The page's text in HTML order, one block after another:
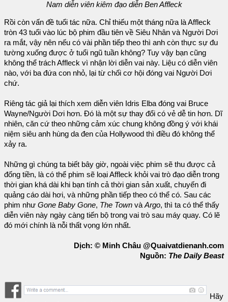
Nam diễn viên kiêm đạo diễn Ben Affleck
Rồi còn vấn đề tuổi tác nữa. Chỉ thiếu một tháng nữa là Affleck
tròn 43 tuổi vào lúc bộ phim đầu tiên về Siêu Nhân và Người Dơi
ra mắt, vậy nên nếu có vài phần tiếp theo thì anh còn thực sự đu
tường xuống được ở tuổi ngũ tuần không? Tuy vậy bạn cũng
không thể trách Affleck vì nhận lời diễn vai này. Liệu có diễn viên
nào, với ba đứa con nhỏ, lại từ chối cơ hội đóng vai Người Dơi
chứ.
Riêng tác giả lại thích xem diễn viên Idris Elba đóng vai Bruce
Wayne/Người Dơi hơn. Đó là một sự thay đổi có vẻ dễ tin hơn. Dĩ
nhiên, căn cứ theo những cảm xúc chung không đồng ý với khái
niệm siêu anh hùng da đen của Hollywood thì điều đó không thể
xảy ra.
Những gì chúng ta biết bây giờ, ngoài việc phim sẽ thu được cả
đống tiền, là có thể phim sẽ loại Affleck khỏi vai trò đạo diễn trong
thời gian khá dài khi bạn tính cả thời gian sản xuất, chuyến đi
quảng cáo dài hơi, và những phần tiếp theo có thể có. Sau các
phim như Gone Baby Gone, The Town và Argo, thì ta có thể thấy
diễn viên này ngày càng tiến bộ trong vai trò sau máy quay. Có lẽ
đó mới chính là nỗi thất vọng lớn nhất.
Dịch: © Minh Châu @Quaivatdienanh.com
Nguồn: The Daily Beast
Hãy